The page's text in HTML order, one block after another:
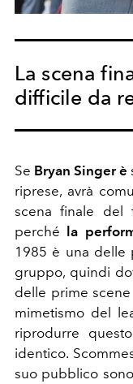
La scena
difficile da
Se Bryan Singer è
riprese, avrà
scena finale del
perché la
1985 è una delle
gruppo, quindi
delle prime
mimetismo del
riprodurre
identico.
suo pubblico